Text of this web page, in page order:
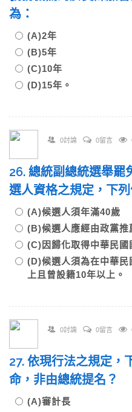
為：
(A)2年
(B)5年
(C)10年
(D)15年。
0討論 0留言
26. 總統副總統選舉罷
選人資格之規定，下
(A)候選人須年滿40歲
(B)候選人應經由政黨推
(C)因歸化取得中華民國
(D)候選人須為在中華
上且曾設籍10年以上。
0討論 0留言
27. 依現行法之規定，
命，非由總統提名？
(A)審計長